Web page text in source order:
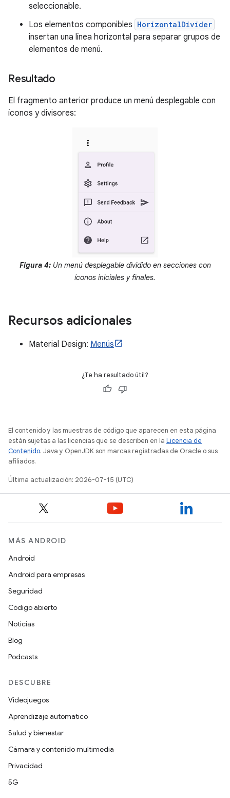
seleccionable.
Los elementos componibles HorizontalDivider
insertan una línea horizontal para separar grupos de
elementos de menú.
Resultado
El fragmento anterior produce un menú desplegable con
íconos y divisores:
Figura 4:Un menú desplegable dividido en secciones con
íconos iniciales y finales.
Recursos adicionales
Material Design: Menús
¿Te ha resultado útil?
El contenido y las muestras de código que aparecen en esta página
están sujetas a las licencias que se describen en la Licencia de
Contenido. Java y OpenJDK son marcas registradas de Oracle o sus
afiliados.
Última actualización: 2026-07-15 (UTC)
MÁS ANDROID
Android
Android para empresas
Seguridad
Código abierto
Noticias
Blog
Podcasts
DESCUBRE
Videojuegos
Aprendizaje automático
Salud y bienestar
Cámara y contenido multimedia
Privacidad
5G